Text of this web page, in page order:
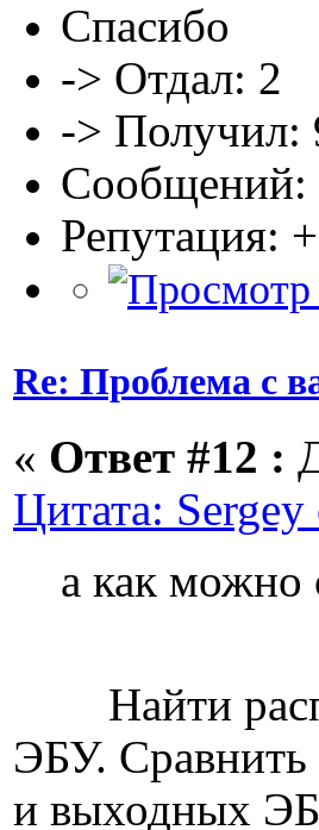
Спасибо
-> Отдал: 2
-> Получил:
Сообщений:
Репутация:
Re: Проблема с
« Ответ #12 :
Цитата:
а как можно
Найти
ЭБУ. Сравнить
и выходных